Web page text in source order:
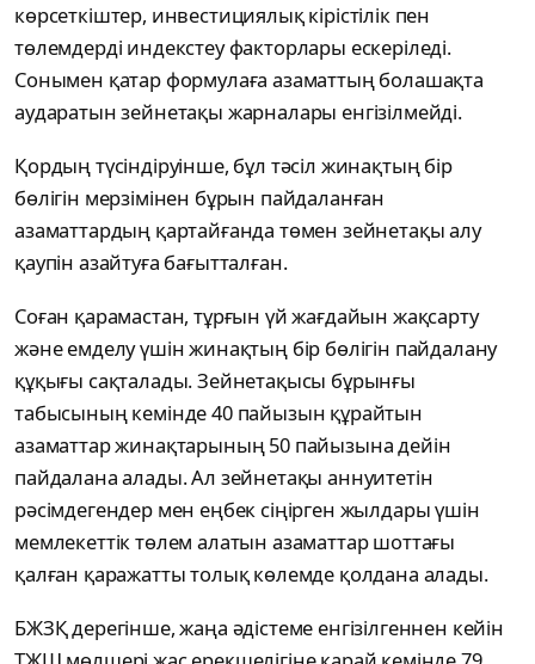
көрсеткіштер, инвестициялық кірістілік пен
төлемдерді индекстеу факторлары ескеріледі.
Сонымен қатар формулаға азаматтың болашақта
аударатын зейнетақы жарналары енгізілмейді.
Қордың түсіндіруінше, бұл тәсіл жинақтың бір
бөлігін мерзімінен бұрын пайдаланған
азаматтардың қартайғанда төмен зейнетақы алу
қаупін азайтуға бағытталған.
Соған қарамастан, тұрғын үй жағдайын жақсарту
және емделу үшін жинақтың бір бөлігін пайдалану
құқығы сақталады. Зейнетақысы бұрынғы
табысының кемінде 40 пайызын құрайтын
азаматтар жинақтарының 50 пайызына дейін
пайдалана алады. Ал зейнетақы аннуитетін
рәсімдегендер мен еңбек сіңірген жылдары үшін
мемлекеттік төлем алатын азаматтар шоттағы
қалған қаражатты толық көлемде қолдана алады.
БЖЗҚ дерегінше, жаңа әдістеме енгізілгеннен кейін